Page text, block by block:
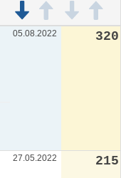
05.08.2022 320
27.05.2022 215